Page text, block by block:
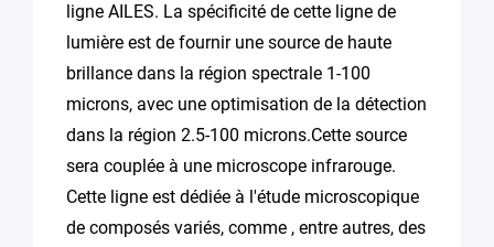
ligne AILES. La spécificité de cette ligne de
lumière est de fournir une source de haute
brillance dans la région spectrale 1-100
microns, avec une optimisation de la détection
dans la région 2.5-100 microns.Cette source
sera couplée à une microscope infrarouge.
Cette ligne est dédiée à l'étude microscopique
de composés variés, comme , entre autres, des